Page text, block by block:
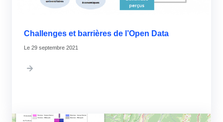
Challenges et barrières de l’Open Data
29 septembre 2021